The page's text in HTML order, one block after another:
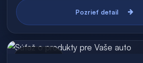
Pozrieť detail